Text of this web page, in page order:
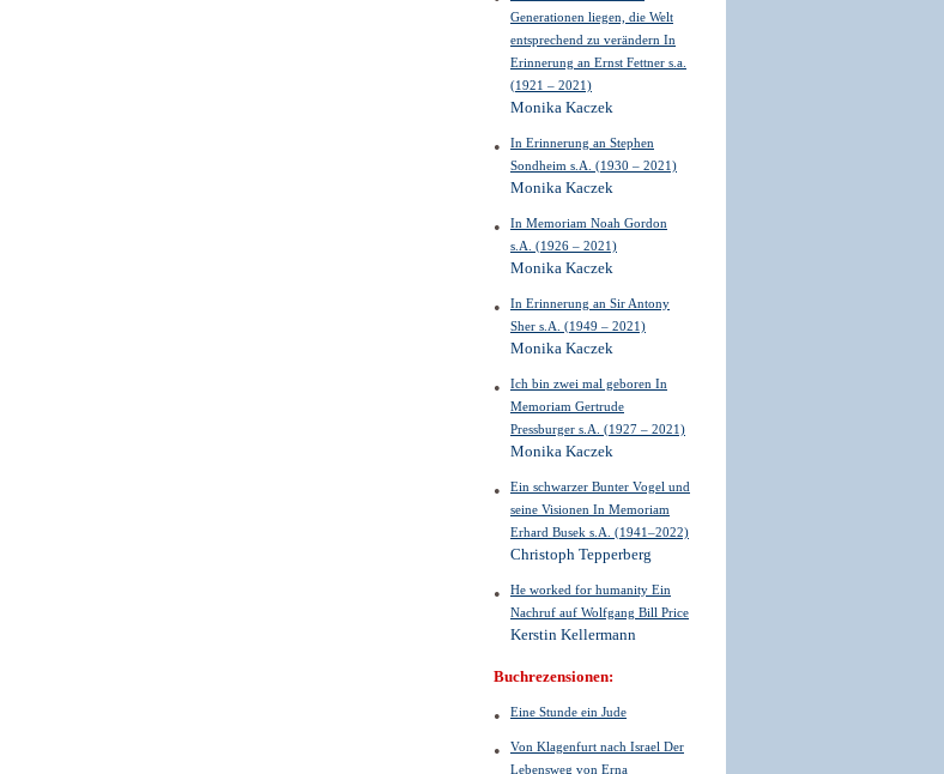
Generationen liegen, die Welt
entsprechend zu verändern In
Erinnerung an Ernst Fettner s.a.
(1921 – 2021)
Monika Kaczek
In Erinnerung an Stephen
Sondheim s.A. (1930 – 2021)
Monika Kaczek
In Memoriam Noah Gordon
s.A. (1926 – 2021)
Monika Kaczek
In Erinnerung an Sir Antony
Sher s.A. (1949 – 2021)
Monika Kaczek
Ich bin zwei mal geboren In
Memoriam Gertrude
Pressburger s.A. (1927 – 2021)
Monika Kaczek
Ein schwarzer Bunter Vogel und
seine Visionen In Memoriam
Erhard Busek s.A. (1941–2022)
Christoph Tepperberg
He worked for humanity Ein
Nachruf auf Wolfgang Bill Price
Kerstin Kellermann
Buchrezensionen:
Eine Stunde ein Jude
Von Klagenfurt nach Israel Der
Lebensweg von Erna